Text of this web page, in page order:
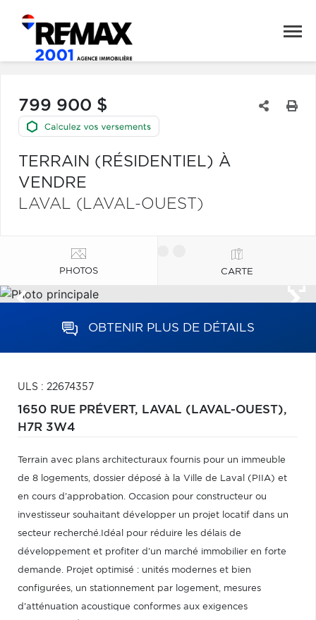
799 900 $
TERRAIN (RÉSIDENTIEL) À
VENDRE
LAVAL (LAVAL-OUEST)
PHOTOS CARTE
OBTENIR PLUS DE DÉTAILS
ULS : 22674357
1650 RUE PRÉVERT, LAVAL (LAVAL-OUEST),
H7R 3W4
Terrain avec plans architecturaux fournis pour un immeuble
de 8 logements, dossier déposé à la Ville de Laval (PIIA) et
en cours d'approbation. Occasion pour constructeur ou
investisseur souhaitant développer un projet locatif dans un
secteur recherché.Idéal pour réduire les délais de
développement et profiter d'un marché immobilier en forte
demande. Projet optimisé : unités modernes et bien
configurées, un stationnement par logement, mesures
d'atténuation acoustique conformes aux exigences